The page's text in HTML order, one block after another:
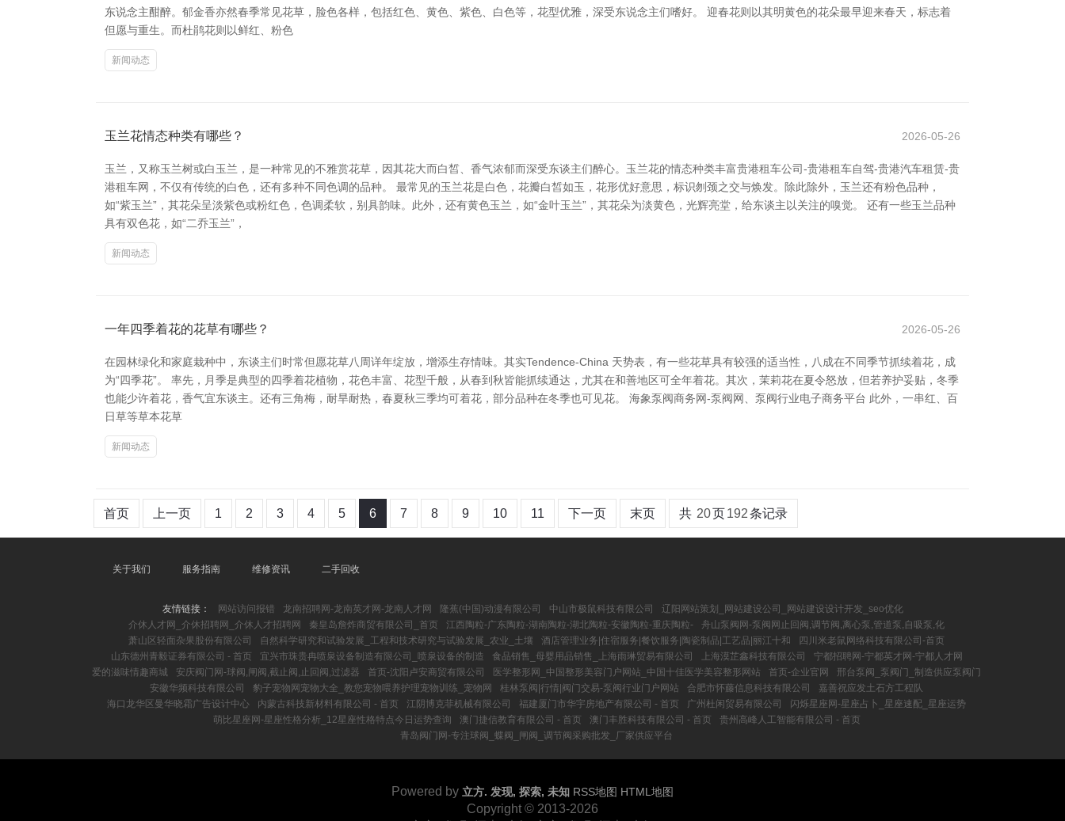
东说念主酣醉。郁金香亦然春季常见花草，脸色各样，包括红色、黄色、紫色、白色等，花型优雅，深受东说念主们嗜好。 迎春花则以其明黄色的花朵最早迎来春天，标志着
但愿与重生。而杜鹃花则以鲜红、粉色
新闻动态
玉兰花情态种类有哪些？ 2026-05-26
玉兰，又称玉兰树或白玉兰，是一种常见的不雅赏花草，因其花大而白皙、香气浓郁而深受东谈主们醉心。玉兰花的情态种类丰富贵港租车公司-贵港租车自驾-贵港汽车租赁-贵
港租车网，不仅有传统的白色，还有多种不同色调的品种。 最常见的玉兰花是白色，花瓣白皙如玉，花形优好意思，标识刎颈之交与焕发。除此除外，玉兰还有粉色品种，
如“紫玉兰”，其花朵呈淡紫色或粉红色，色调柔软，别具韵味。此外，还有黄色玉兰，如“金叶玉兰”，其花朵为淡黄色，光辉亮堂，给东谈主以关注的嗅觉。 还有一些玉兰品种
具有双色花，如“二乔玉兰”，
新闻动态
一年四季着花的花草有哪些？ 2026-05-26
在园林绿化和家庭栽种中，东谈主们时常但愿花草八周详年绽放，增添生存情味。其实Tendence-China 天势表，有一些花草具有较强的适当性，八成在不同季节抓续着花，成
为“四季花”。 率先，月季是典型的四季着花植物，花色丰富、花型千般，从春到秋皆能抓续通达，尤其在和善地区可全年着花。其次，茉莉花在夏令怒放，但若养护妥贴，冬季
也能少许着花，香气宜东谈主。还有三角梅，耐旱耐热，春夏秋三季均可着花，部分品种在冬季也可见花。 海象泵阀商务网-泵阀网、泵阀行业电子商务平台 此外，一串红、百
日草等草本花草
新闻动态
首页 上一页 1 2 3 4 5 6 7 8 9 10 11 下一页 末页 共 20页192条记录
关于我们 服务指南 维修资讯 二手回收
友情链接： 网站访问报错 龙南招聘网-龙南英才网-龙南人才网 隆蕉(中国)动漫有限公司 中山市极鼠科技有限公司
辽阳网站策划_网站建设公司_网站建设设计开发_seo优化
介休人才网_介休招聘网_介休人才招聘网
秦皇岛詹炸商贸有限公司_首页 江西陶粒-广东陶粒-湖南陶粒-湖北陶粒-安徽陶粒-重庆陶粒-
舟山泵阀网-泵阀网止回阀,调节阀,离心泵,管道泵,自吸泵,化
萧山区轻面杂果股份有限公司
自然科学研究和试验发展_工程和技术研究与试验发展_农业_土壤 酒店管理业务|住宿服务|餐饮服务|陶瓷制品|工艺品|丽江十和
四川米老鼠网络科技有限公司-首页
山东德州青毅证券有限公司 - 首页
宜兴市珠贵冉喷泉设备制造有限公司_喷泉设备的制造 食品销售_母婴用品销售_上海雨琳贸易有限公司 上海漠芷鑫科技有限公司
宁都招聘网-宁都英才网-宁都人才网
爱的滋味情趣商城
安庆阀门网-球阀,闸阀,截止阀,止回阀,过滤器 首页-沈阳卢安商贸有限公司 医学整形网_中国整形美容门户网站_中国十佳医学美容整形网站 首页-企业官网
邢台泵阀_泵阀门_制造供应泵阀门
安徽华频科技有限公司
豹子宠物网宠物大全_教您宠物喂养护理宠物训练_宠物网 桂林泵阀|行情|阀门交易-泵阀行业门户网站 合肥市怀藤信息科技有限公司
嘉善祝应发土石方工程队
海口龙华区曼华晓霜广告设计中心
内蒙古科技新材料有限公司 - 首页 江阴博克菲机械有限公司 福建厦门市华宇房地产有限公司 - 首页 广州杜闲贸易有限公司
闪烁星座网-星座占卜_星座速配_星座运势
萌比星座网-星座性格分析_12星座性格特点今日运势查询
澳门捷信教育有限公司 - 首页 澳门丰胜科技有限公司 - 首页
贵州高峰人工智能有限公司 - 首页
青岛阀门网-专注球阀_蝶阀_闸阀_调节阀采购批发_厂家供应平台
Powered by 立方. 发现, 探索, 未知 RSS地图 HTML地图
Copyright © 2013-2026